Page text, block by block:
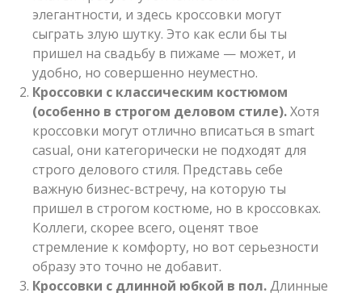
элегантности, и здесь кроссовки могут
сыграть злую шутку. Это как если бы ты
пришел на свадьбу в пижаме — может, и
удобно, но совершенно неуместно.
Кроссовки с классическим костюмом
(особенно в строгом деловом стиле).Хотя
кроссовки могут отлично вписаться в smart
casual, они категорически не подходят для
строго делового стиля. Представь себе
важную бизнес-встречу, на которую ты
пришел в строгом костюме, но в кроссовках.
Коллеги, скорее всего, оценят твое
стремление к комфорту, но вот серьезности
образу это точно не добавит.
Кроссовки с длинной юбкой в пол.Длинные